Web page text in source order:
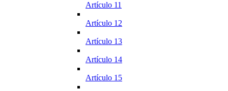
Artículo 11
Artículo 12
Artículo 13
Artículo 14
Artículo 15